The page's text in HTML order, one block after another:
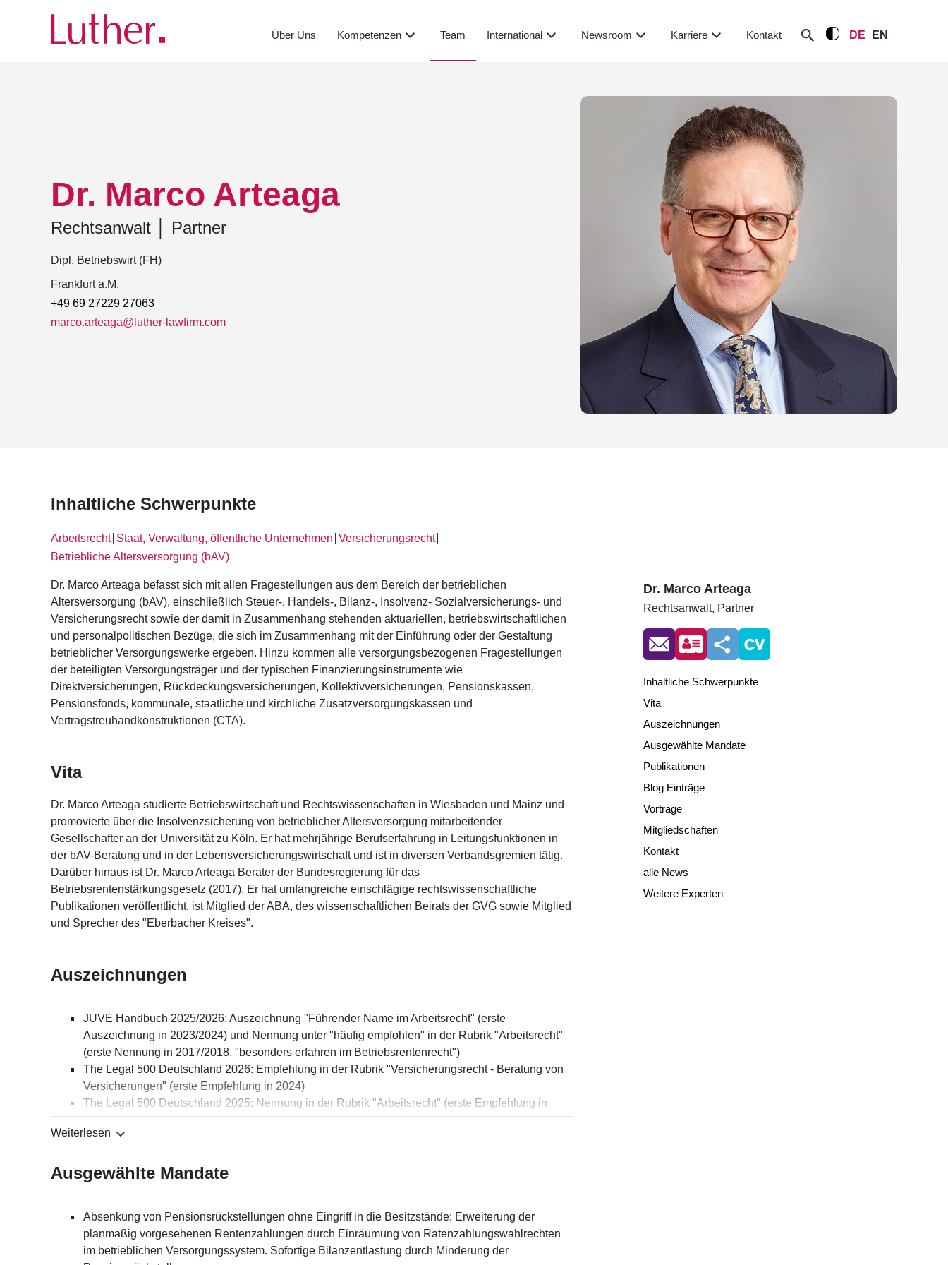
Über Uns Kompetenzen Team International Newsroom Karriere Kontakt DE EN
Team
Dr. Marco Arteaga
Rechtsanwalt Partner
Dipl. Betriebswirt (FH)
Frankfurt a.M.
+49 69 27229 27063
marco.arteaga@luther-lawfirm.com
Inhaltliche Schwerpunkte
Arbeitsrecht│ Staat, Verwaltung, öffentliche Unternehmen Versicherungsrecht│
Betriebliche Altersversorgung (bAV)
Dr. Marco Arteaga befasst sich mit allen Fragestellungen aus dem Bereich der betrieblichen
Altersversorgung (bAV), einschließlich Steuer-, Handels-, Bilanz-, Insolvenz- Sozialversicherungs- und
Versicherungsrecht sowie der damit in Zusammenhang stehenden aktuariellen, betriebswirtschaftlichen
und personalpolitischen Bezüge, die sich im Zusammenhang mit der Einführung oder der Gestaltung
betrieblicher Versorgungswerke ergeben. Hinzu kommen alle versorgungsbezogenen Fragestellungen
der beteiligten Versorgungsträger und der typischen Finanzierungsinstrumente wie
Direktversicherungen, Rückdeckungsversicherungen, Kollektivversicherungen, Pensionskassen,
Pensionsfonds, kommunale, staatliche und kirchliche Zusatzversorgungskassen und
Vertragstreuhandkonstruktionen (CTA).
Vita
Dr. Marco Arteaga studierte Betriebswirtschaft und Rechtswissenschaften in Wiesbaden und Mainz und
promovierte über die Insolvenzsicherung von betrieblicher Altersversorgung mitarbeitender
Gesellschafter an der Universität zu Köln. Er hat mehrjährige Berufserfahrung in Leitungsfunktionen in
der bAV-Beratung und in der Lebensversicherungswirtschaft und ist in diversen Verbandsgremien tätig.
Darüber hinaus ist Dr. Marco Arteaga Berater der Bundesregierung für das
Betriebsrentenstärkungsgesetz (2017). Er hat umfangreiche einschlägige rechtswissenschaftliche
Publikationen veröffentlicht, ist Mitglied der ABA, des wissenschaftlichen Beirats der GVG sowie Mitglied
und Sprecher des "Eberbacher Kreises".
Auszeichnungen
JUVE Handbuch 2025/2026: Auszeichnung "Führender Name im Arbeitsrecht" (erste
Auszeichnung in 2023/2024) und Nennung unter "häufig empfohlen" in der Rubrik "Arbeitsrecht"
(erste Nennung in 2017/2018, "besonders erfahren im Betriebsrentenrecht")
The Legal 500 Deutschland 2026: Empfehlung in der Rubrik "Versicherungsrecht - Beratung von
Versicherungen" (erste Empfehlung in 2024)
The Legal 500 Deutschland 2025: Nennung in der Rubrik "Arbeitsrecht" (erste Empfehlung in
2022)
The Legal 500 Deutschland 2023: Empfehlung in der Rubrik "Wirtschaftsverwaltungsrecht"
Empfehlung in 2022)
Personalmagazin 2017: "40 HR Köpfe"
Weiterlesen
Ausgewählte Mandate
Absenkung von Pensionsrückstellungen ohne Eingriff in die Besitzstände: Erweiterung der
planmäßig vorgesehenen Rentenzahlungen durch Einräumung von Ratenzahlungswahlrechten
im betrieblichen Versorgungssystem. Sofortige Bilanzentlastung durch Minderung der
Dr. Marco Arteaga
Rechtsanwalt, Partner
Inhaltliche Schwerpunkte
Vita
Auszeichnungen
Ausgewählte Mandate
Publikationen
Blog Einträge
Vorträge
Mitgliedschaften
Kontakt
alle News
Weitere Experten